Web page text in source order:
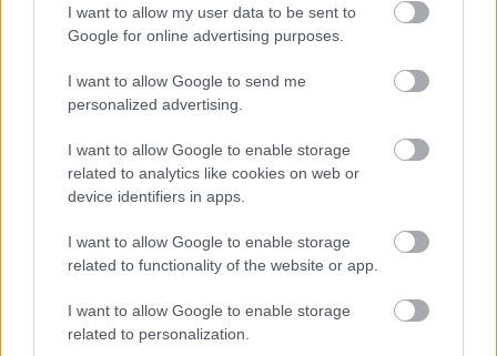
I want to allow my user data to be sent to
Google for online advertising purposes.
I want to allow Google to send me
personalized advertising.
I want to allow Google to enable storage
related to analytics like cookies on web or
device identifiers in apps.
I want to allow Google to enable storage
related to functionality of the website or app.
I want to allow Google to enable storage
related to personalization.
meggyőző tempót diktáltak, az időmérőn a
rajtelsőségért harcoltak, a futamot pedig
magabiztosan irányították. A francia vezető
szerint a siker kulcsa a pilóták és a bokszfal
közötti tökéletes bizalom volt, ami agresszív
stratégiai döntéseket is lehetővé tett.
„Alapvetően agresszív taktikát alkalmaztunk, ha a
megengedhetjük magunknak. A megvalósítás is